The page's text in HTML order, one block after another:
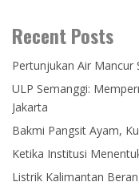
Recent Posts
Pertunjukan Air Mancur
ULP Semanggi:
Jakarta
Bakmi Pangsit Ayam,
Ketika Institusi
Listrik Kalimantan